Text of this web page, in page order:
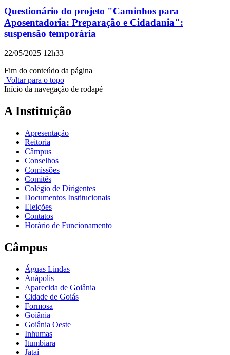
Questionário do projeto "Caminhos para
Aposentadoria: Preparação e Cidadania":
suspensão temporária
22/05/2025 12h33
Fim do conteúdo da página
Voltar para o topo
Início da navegação de rodapé
A Instituição
Apresentação
Reitoria
Câmpus
Conselhos
Comissões
Comitês
Colégio de Dirigentes
Documentos Institucionais
Eleições
Contatos
Horário de Funcionamento
Câmpus
Águas Lindas
Anápolis
Aparecida de Goiânia
Cidade de Goiás
Formosa
Goiânia
Goiânia Oeste
Inhumas
Itumbiara
Jataí